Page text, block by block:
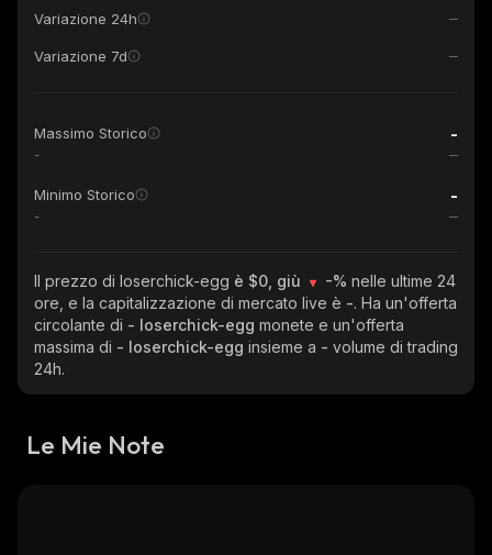
Variazione 24h
Variazione 7d
Massimo Storico -
-
Minimo Storico -
-
Il prezzo di loserchick-egg è $0, giù -% nelle ultime 24
ore, e la capitalizzazione di mercato live è -. Ha un'offerta
circolante di - loserchick-egg monete e un'offerta
massima di - loserchick-egg insieme a - volume di trading
24h.
Le Mie Note